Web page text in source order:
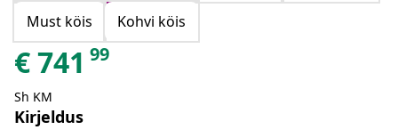
Must köis
Kohvi köis
€741 99
Sh KM
Kirjeldus